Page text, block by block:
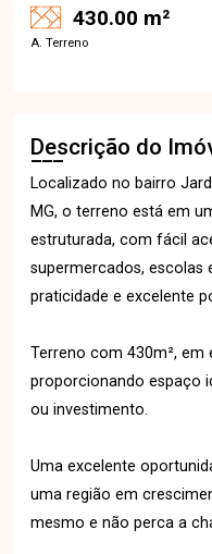
430.00 m²
A. Terreno
Descrição do
Localizado no bairro
MG, o terreno está em
estruturada, com fácil
supermercados, escolas
praticidade e excelente
Terreno com 430m², em
proporcionando espaço
ou investimento.
Uma excelente
uma região em
mesmo e não perca a